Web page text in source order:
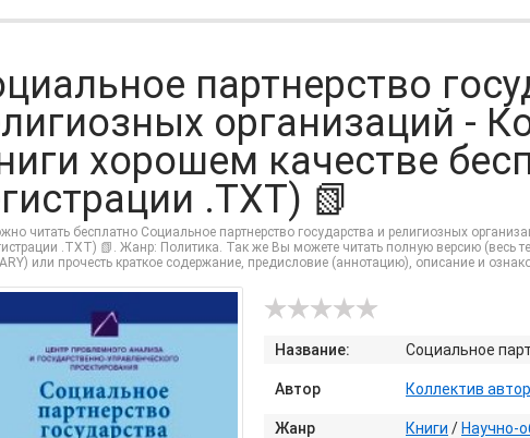
партнерство
организаций -
хорошем качестве
.TXT) 📗
читать бесплатно Социальное партнерство государства и религиозных
.TXT) 📗. Жанр: Политика. Так же Вы можете читать полную версию (весь
или прочесть краткое содержание, предисловие (аннотацию), описание и
Название: Социальное
Автор Коллектив
Жанр Книги / Научно-